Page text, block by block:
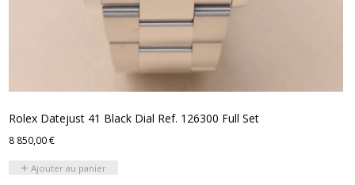
Rolex Datejust 41 Black Dial Ref. 126300 Full Set
8 850,00€
Ajouter au panier